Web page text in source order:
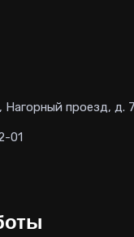
Нагорный проезд, д.
01